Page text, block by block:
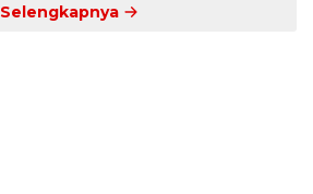
Selengkapnya